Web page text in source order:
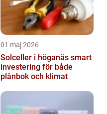
01 maj 2026
Solceller i höganäs smart
investering för både
plånbok och klimat